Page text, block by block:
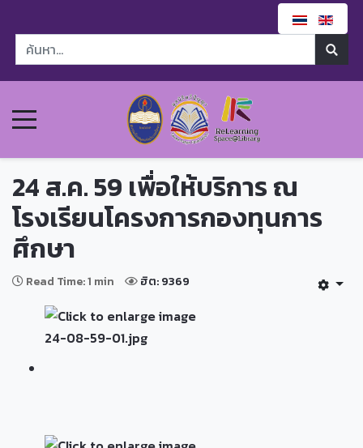
24 ส.ค. 59 เพื่อให้บริการ ณ
โรงเรียนโครงการกองทุนการ
ศึกษา
Read Time: 1 min ฮิต: 9369